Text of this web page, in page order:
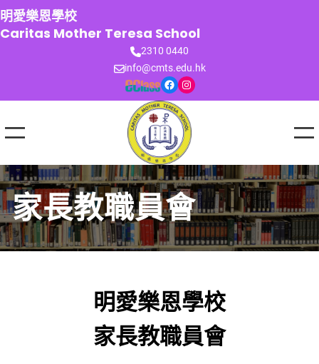
跳
至
主
明愛樂恩學校
Caritas Mother Teresa School
2310 0440
info@cmts.edu.hk
Facebook Instagram
家長教職員會
明愛樂恩學校
家長教職員會